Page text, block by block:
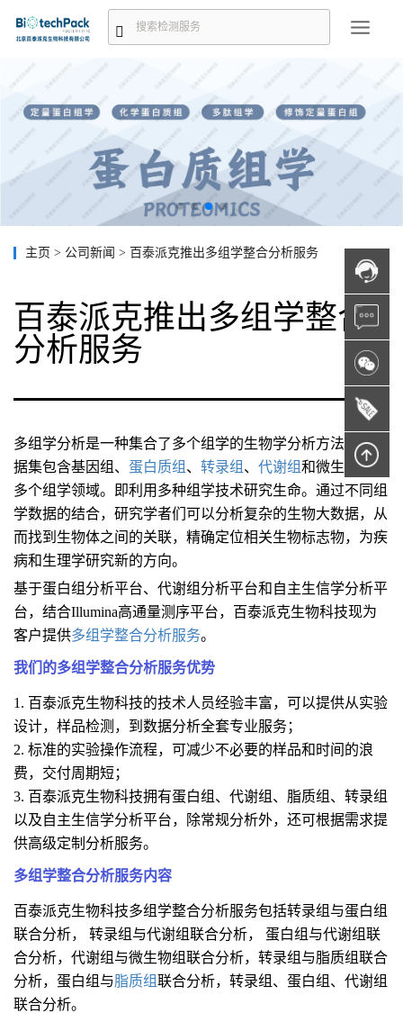
主页 > 公司新闻 > 百泰派克推出多组学整合分析服务
百泰派克推出多组学整合
分析服务
多组学分析是一种集合了多个组学的生物学分析方法，其数
据集包含基因组、 蛋白质组 、 转录组 、 代谢组和微生物组等
多个组学领域。即利用多种组学技术研究生命。通过不同组
学数据的结合，研究学者们可以分析复杂的生物大数据，从
而找到生物体之间的关联，精确定位相关生物标志物，为疾
病和生理学研究新的方向。
基于蛋白组分析平台、代谢组分析平台和自主生信学分析平
台，结合Illumina高通量测序平台，百泰派克生物科技现为
客户提供多组学整合分析服务。
我们的多组学整合分析服务优势
1. 百泰派克生物科技的技术人员经验丰富，可以提供从实验
设计，样品检测，到数据分析全套专业服务；
2. 标准的实验操作流程，可减少不必要的样品和时间的浪
费，交付周期短；
3. 百泰派克生物科技拥有蛋白组、代谢组、脂质组、转录组
以及自主生信学分析平台，除常规分析外，还可根据需求提
供高级定制分析服务。
多组学整合分析服务内容
百泰派克生物科技多组学整合分析服务包括转录组与蛋白组
联合分析， 转录组与代谢组联合分析， 蛋白组与代谢组联
合分析，代谢组与微生物组联合分析，转录组与脂质组联合
分析，蛋白组与脂质组联合分析，转录组、蛋白组、代谢组
联合分析。